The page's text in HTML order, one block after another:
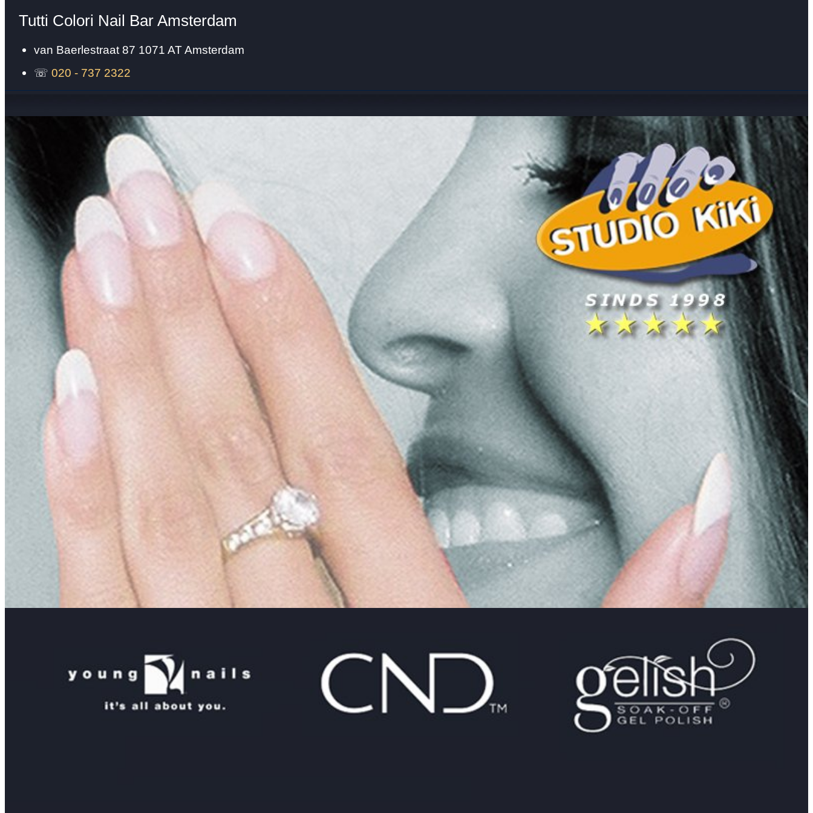
Tutti Colori Nail Bar Amsterdam
van Baerlestraat 87 1071 ATAmsterdam
☏020 - 737 2322